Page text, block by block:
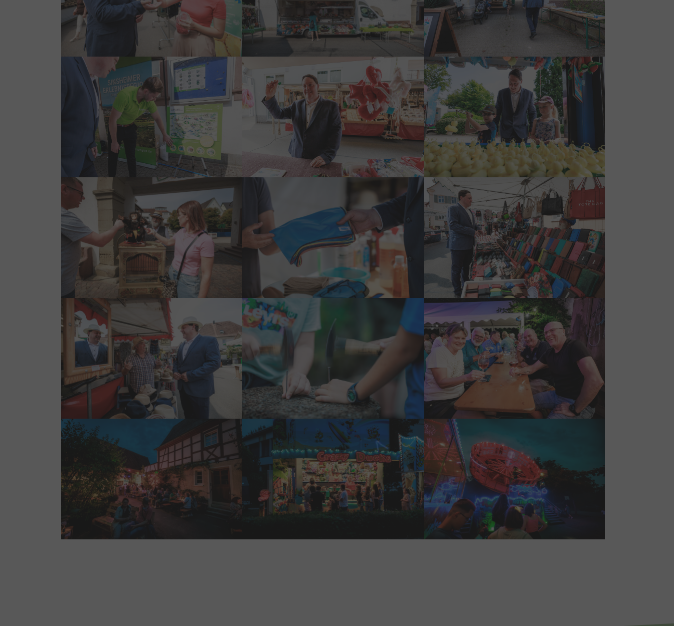
Show larger version Show larger version Show larger version
Show larger version Show larger version Show larger version
Show larger version Show larger version Show larger version
Show larger version Show larger version Show larger version